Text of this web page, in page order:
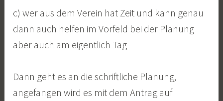
c) wer aus dem Verein hat Zeit und kann genau
dann auch helfen im Vorfeld bei der Planung
aber auch am eigentlich Tag
Dann geht es an die schriftliche Planung,
angefangen wird es mit dem Antrag auf